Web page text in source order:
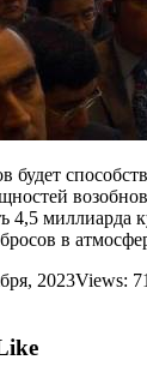
будет
4,5 миллиарда
в
2023Views: